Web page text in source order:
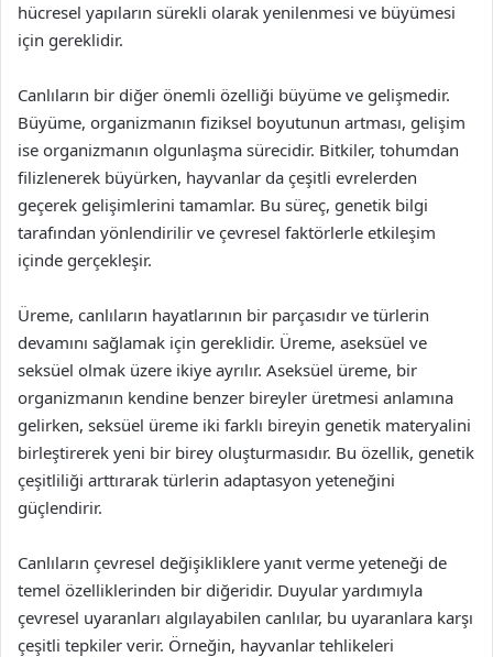
hücresel yapıların sürekli olarak yenilenmesi ve büyümesi
için gereklidir.
Canlıların bir diğer önemli özelliği büyüme ve gelişmedir.
Büyüme, organizmanın fiziksel boyutunun artması, gelişim
ise organizmanın olgunlaşma sürecidir. Bitkiler, tohumdan
filizlenerek büyürken, hayvanlar da çeşitli evrelerden
geçerek gelişimlerini tamamlar. Bu süreç, genetik bilgi
tarafından yönlendirilir ve çevresel faktörlerle etkileşim
içinde gerçekleşir.
Üreme, canlıların hayatlarının bir parçasıdır ve türlerin
devamını sağlamak için gereklidir. Üreme, aseksüel ve
seksüel olmak üzere ikiye ayrılır. Aseksüel üreme, bir
organizmanın kendine benzer bireyler üretmesi anlamına
gelirken, seksüel üreme iki farklı bireyin genetik materyalini
birleştirerek yeni bir birey oluşturmasıdır. Bu özellik, genetik
çeşitliliği arttırarak türlerin adaptasyon yeteneğini
güçlendirir.
Canlıların çevresel değişikliklere yanıt verme yeteneği de
temel özelliklerinden bir diğeridir. Duyular yardımıyla
çevresel uyaranları algılayabilen canlılar, bu uyaranlara karşı
çeşitli tepkiler verir. Örneğin, hayvanlar tehlikeleri